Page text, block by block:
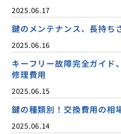
2025.06.17
鍵のメンテナンス、長持ち
2025.06.16
キーフリー故障完全ガイド
修理費用
2025.06.15
鍵の種類別！交換費用の相
2025.06.14